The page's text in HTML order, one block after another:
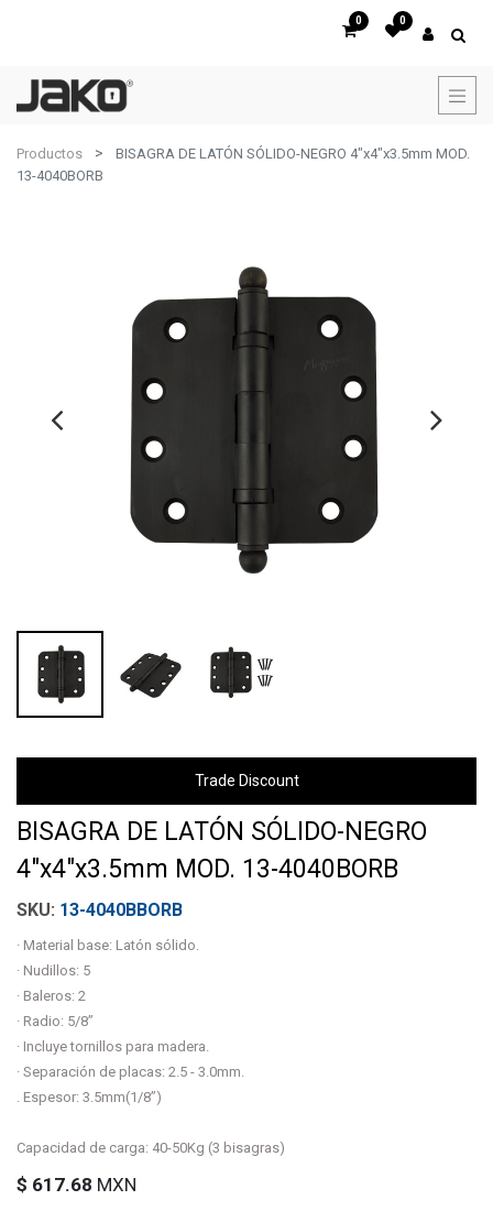
0 0
Productos
BISAGRA DE LATÓN SÓLIDO-NEGRO 4"x4"x3.5mm MOD.
13-4040BORB
Trade Discount
BISAGRA DE LATÓN SÓLIDO-NEGRO
4"x4"x3.5mm MOD. 13-4040BORB
13-4040BBORB
· Material base: Latón sólido.
· Nudillos: 5
· Baleros: 2
· Radio: 5/8”
· Incluye tornillos para madera.
· Separación de placas: 2.5 - 3.0mm.
. Espesor: 3.5mm(1/8”)
Capacidad de carga: 40-50Kg (3 bisagras)
$ 617.68 MXN